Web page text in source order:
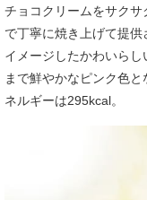
チョコクリームをサク
で丁寧に焼き上げて提
イメージしたかわいら
まで鮮やかなピンク色
ネルギーは295kcal。